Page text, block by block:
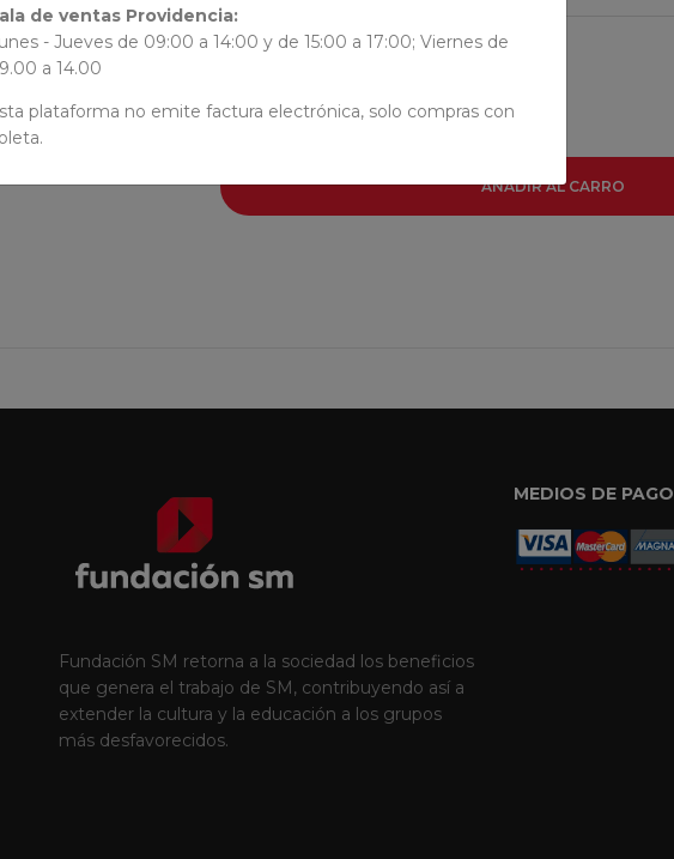
N/N
AÑADIR AL CARRO
Fundación SM retorna a la sociedad los beneficios
que genera el trabajo de SM, contribuyendo así a
extender la cultura y la educación a los grupos
más desfavorecidos.
MEDIOS DE PAGO
de ventas Providencia:
- Jueves de 09:00 a 14:00 y de 15:00 a 17:00; Viernes de
a 14.00
plataforma no emite factura electrónica, solo compras con